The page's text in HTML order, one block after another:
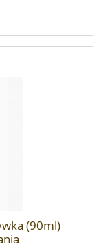
(90ml)